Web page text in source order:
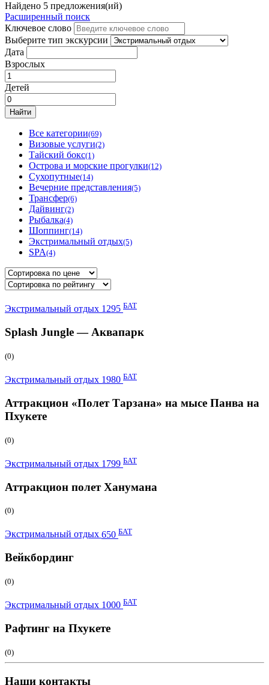
Найдено 5 предложения(ий)
Расширенный поиск
Ключевое слово
Выберите тип экскурсии
Дата
Взрослых
Детей
Найти
Все категории(69)
Визовые услуги(2)
Тайский бокс(1)
Острова и морские прогулки(12)
Сухопутные(14)
Вечерние представления(5)
Трансфер(6)
Дайвинг(2)
Рыбалка(4)
Шоппинг(14)
Экстримальный отдых(5)
SPA(4)
Экстримальный отдых 1295 БАТ
Splash Jungle — Аквапарк
(0)
Экстримальный отдых 1980 БАТ
Аттракцион «Полет Тарзана» на мысе Панва на
Пхукете
(0)
Экстримальный отдых 1799 БАТ
Аттракцион полет Ханумана
(0)
Экстримальный отдых 650 БАТ
Вейкбординг
(0)
Экстримальный отдых 1000 БАТ
Рафтинг на Пхукете
(0)
Наши контакты